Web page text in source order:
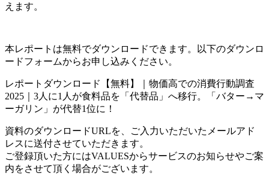
えます。
本レポートは無料でダウンロードできます。以下のダウンロ
ードフォームからお申し込みください。
レポートダウンロード【無料】｜物価高での消費行動調査
2025｜3人に1人が食料品を「代替品」へ移行。「バター→マ
ーガリン」が代替1位に！
資料のダウンロードURLを、ご入力いただいたメールアド
レスに送付させていただきます。
ご登録頂いた方にはVALUESからサービスのお知らせやご案
内をさせて頂く場合がございます。